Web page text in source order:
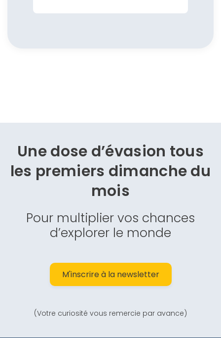
Une dose d’évasion tous
les premiers dimanche du
mois
Pour multiplier vos chances
d’explorer le monde
M'inscrire à la newsletter
(Votre curiosité vous remercie par avance)